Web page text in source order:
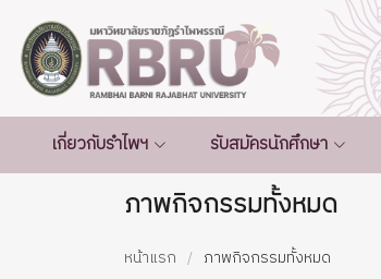
เกี่ยวกับรำไพฯ รับสมัครนักศึกษา
ภาพกิจกรรมทั้งหมด
หน้าแรก ภาพกิจกรรมทั้งหมด